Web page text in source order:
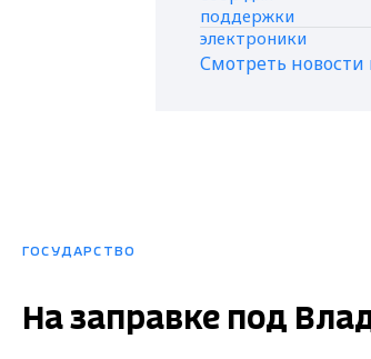
Смотреть новости
ГОСУДАРСТВО
На заправке под